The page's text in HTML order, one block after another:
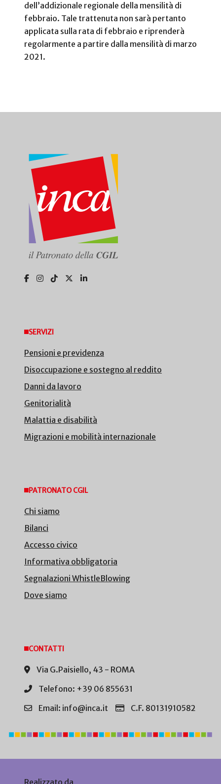
dell’addizionale regionale della mensilità di
febbraio. Tale trattenuta non sarà pertanto
applicata sulla rata di febbraio e riprenderà
regolarmente a partire dalla mensilità di marzo
2021.
SERVIZI
Pensioni e previdenza
Disoccupazione e sostegno al reddito
Danni da lavoro
Genitorialità
Malattia e disabilità
Migrazioni e mobilità internazionale
PATRONATO CGIL
Chi siamo
Bilanci
Accesso civico
Informativa obbligatoria
Segnalazioni WhistleBlowing
Dove siamo
CONTATTI
Via G.Paisiello, 43 - ROMA
Telefono: +39 06 855631
Email: info@inca.it
C.F. 80131910582